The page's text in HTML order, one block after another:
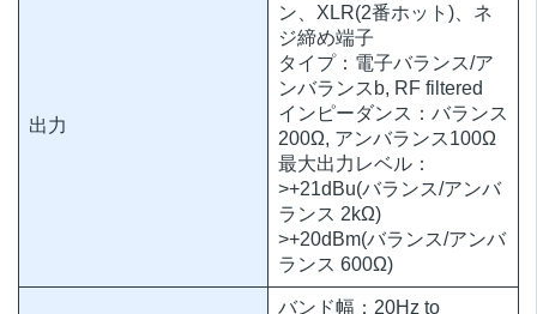
出力
ン、XLR(2番ホット)、ネ
ジ締め端子
タイプ：電子バランス/ア
ンバランスb, RF filtered
インピーダンス：バランス
200Ω, アンバランス100Ω
最大出力レベル：
>+21dBu(バランス/アンバ
ランス 2kΩ)
>+20dBm(バランス/アンバ
ランス 600Ω)
バンド幅：20Hz to